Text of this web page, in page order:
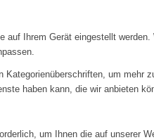
auf Ihrem Gerät eingestellt
Kategorienüberschriften, um mehr
haben kann, die wir anbieten
um Ihnen die auf unserer